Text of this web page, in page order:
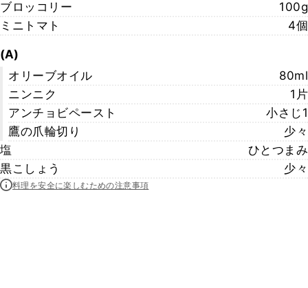
ブロッコリー
100g
ミニトマト
4個
(A)
オリーブオイル
80ml
ニンニク
1片
アンチョビペースト
小さじ1
鷹の爪輪切り
少々
塩
ひとつまみ
黒こしょう
少々
料理を安全に楽しむための注意事項